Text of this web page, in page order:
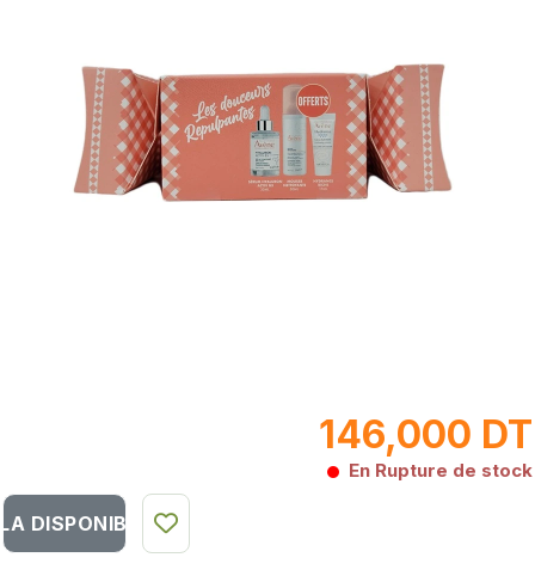
146,000 DT
En Rupture de stock
DISPONIBILITÉ DU PRODUIT